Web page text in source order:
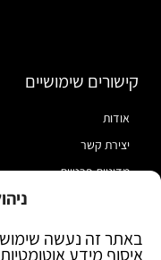
באתר זה נעשה שימוש
איסוף מידע
קישורים שימושיים
אודות
יצירת קשר
מדיניות פרטיות
בלוג